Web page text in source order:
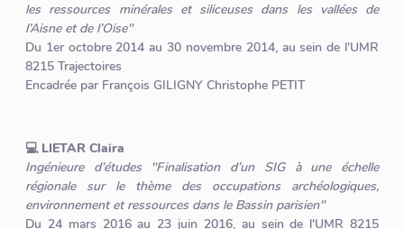
les ressources minérales et siliceuses dans les vallées de
l’Aisne et de l’Oise"
Du 1er octobre 2014 au 30 novembre 2014, au sein de l'UMR
8215 Trajectoires
Encadrée par François GILIGNY Christophe PETIT
💻 LIETAR Claira
Ingénieure d’études "Finalisation d’un SIG à une échelle
régionale sur le thème des occupations archéologiques,
environnement et ressources dans le Bassin parisien"
Du 24 mars 2016 au 23 juin 2016, au sein de l'UMR 8215